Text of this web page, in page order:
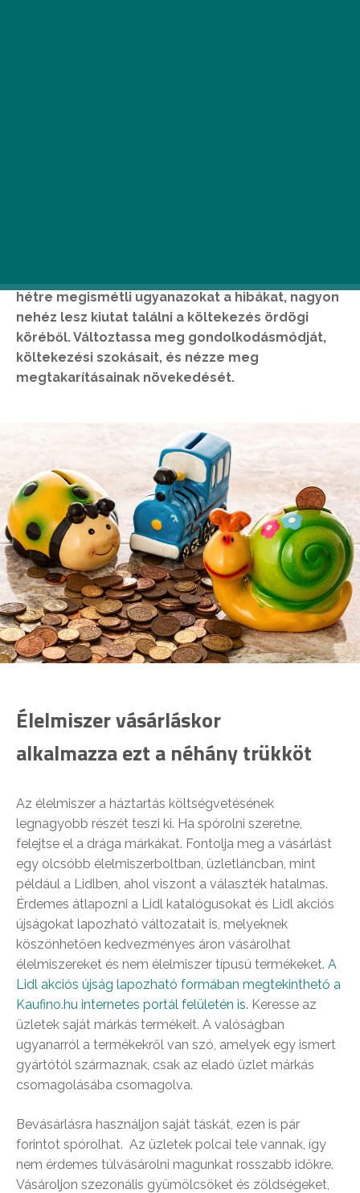
hétre megismétli ugyanazokat a hibákat, nagyon
nehéz lesz kiutat találni a költekezés ördögi
köréből. Változtassa meg gondolkodásmódját,
költekezési szokásait, és nézze meg
megtakarításainak növekedését.
Élelmiszer vásárláskor
alkalmazza ezt a néhány trükköt
Az élelmiszer a háztartás költségvetésének
legnagyobb részét teszi ki. Ha spórolni szeretne,
felejtse el a drága márkákat. Fontolja meg a vásárlást
egy olcsóbb élelmiszerboltban, üzletláncban, mint
például a Lidlben, ahol viszont a választék hatalmas.
Érdemes átlapozni a Lidl katalógusokat és Lidl akciós
újságokat lapozható változatait is, melyeknek
köszönhetően kedvezményes áron vásárolhat
élelmiszereket és nem élelmiszer típusú termékeket. A
Lidl akciós újság lapozható formában megtekinthető a
Kaufino.hu internetes portál felületén is. Keresse az
üzletek saját márkás termékeit. A valóságban
ugyanarról a termékekről van szó, amelyek egy ismert
gyártótól származnak, csak az eladó üzlet márkás
csomagolásába csomagolva.
Bevásárlásra használjon saját táskát, ezen is pár
forintot spórolhat. Az üzletek polcai tele vannak, így
nem érdemes túlvásárolni magunkat rosszabb időkre.
Vásároljon szezonális gyümölcsöket és zöldségeket,